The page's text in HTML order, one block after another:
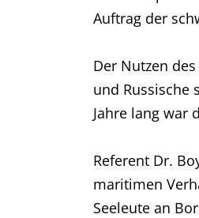
Auftrag der
Der Nutzen
und Russische
Jahre lang war
Referent Dr.
maritimen
Seeleute an